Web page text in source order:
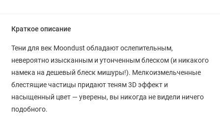
Краткое описание
Тени для век Moondust обладают ослепительным,
невероятно изысканным и утонченным блеском (и никакого
намека на дешевый блеск мишуры!). Мелкоизмельченные
блестящие частицы придают теням 3D эффект и
насыщенный цвет — уверены, вы никогда не видели ничего
подобного.